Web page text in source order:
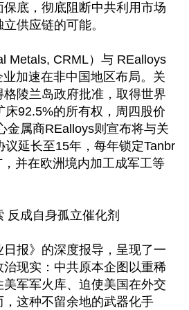
底，彻底阻断中共利用市场
供应链的可能。
Metals, CRML）与 REalloys
业加速在非中国地区布局。关
陵兰岛政府批准，取得世界
床92.5%的所有权，周四股价
金属商REalloys则宣布将与关
议延长至15年，每年锁定Tanbr
并在欧洲境内加工成军工等
反成自身孤立催化剂
报》的深度报导，呈现了一
现实：中共原本企图以重稀
军军火库、迫使美国在外交
这种不留余地的武器化手